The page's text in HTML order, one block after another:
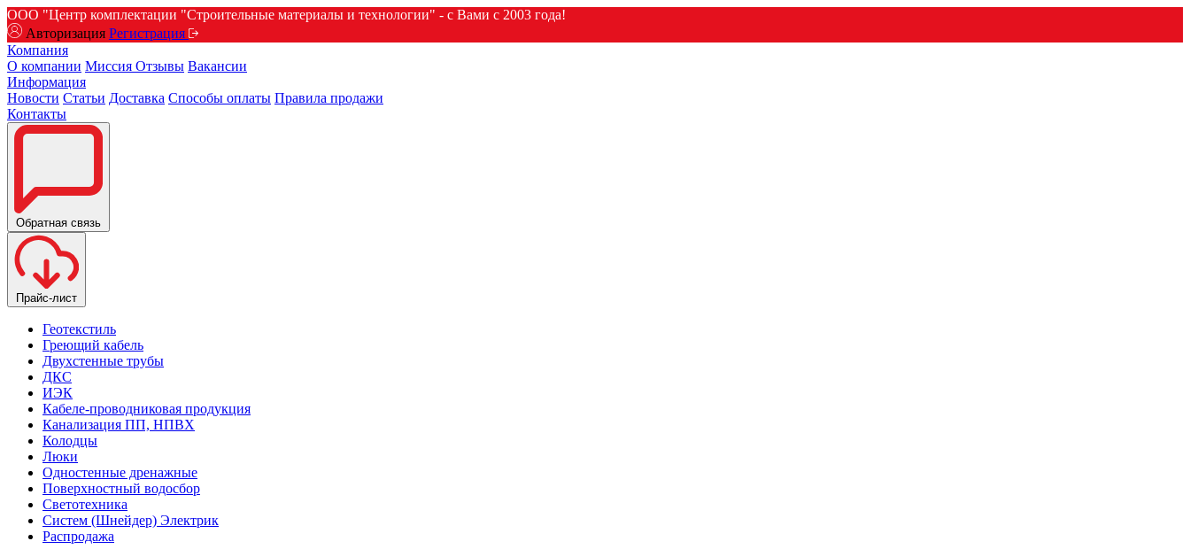
ООО "Центр комплектации "Строительные материалы и технологии" - с Вами с 2003 года!
Авторизация Регистрация
Компания
О компании Миссия Отзывы Вакансии
Информация
Новости Статьи Доставка Способы оплаты Правила продажи
Контакты
Обратная связь
Прайс-лист
Геотекстиль
Греющий кабель
Двухстенные трубы
ДКС
ИЭК
Кабеле-проводниковая продукция
Канализация ПП, НПВХ
Колодцы
Люки
Одностенные дренажные
Поверхностный водосбор
Светотехника
Систем (Шнейдер) Электрик
Распродажа